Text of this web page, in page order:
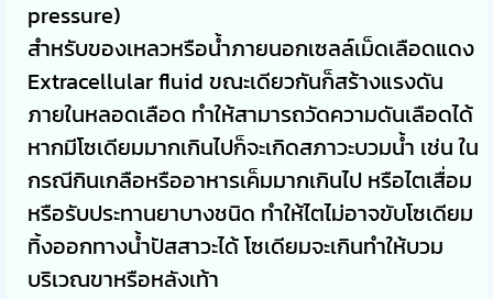
pressure)
สำหรับของเหลวหรือน้ำภายนอกเซลล์เม็ดเลือดแดง
Extracellular fluid ขณะเดียวกันก็สร้างแรงดัน
ภายในหลอดเลือด ทำให้สามารถวัดความดันเลือดได้
หากมีโซเดียมมากเกินไปก็จะเกิดสภาวะบวมน้ำ เช่น ใน
กรณีกินเกลือหรืออาหารเค็มมากเกินไป หรือไตเสื่อม
หรือรับประทานยาบางชนิด ทำให้ไตไม่อาจขับโซเดียม
ทิ้งออกทางน้ำปัสสาวะได้ โซเดียมจะเกินทำให้บวม
บริเวณขาหรือหลังเท้า